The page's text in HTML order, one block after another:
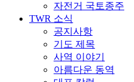
자전거 국토종주
TWR 소식
공지사항
기도 제목
사역 이야기
아름다운 동역